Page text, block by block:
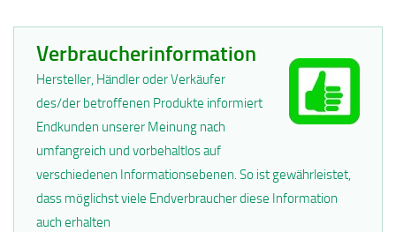
Verbraucherinformation
Hersteller, Händler oder Verkäufer
des/der betroffenen Produkte informiert
Endkunden unserer Meinung nach
umfangreich und vorbehaltlos auf
verschiedenen Informationsebenen. So ist gewährleistet,
dass möglichst viele Endverbraucher diese Information
auch erhalten